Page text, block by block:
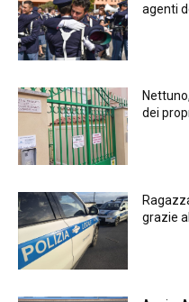
agenti
dei
grazie